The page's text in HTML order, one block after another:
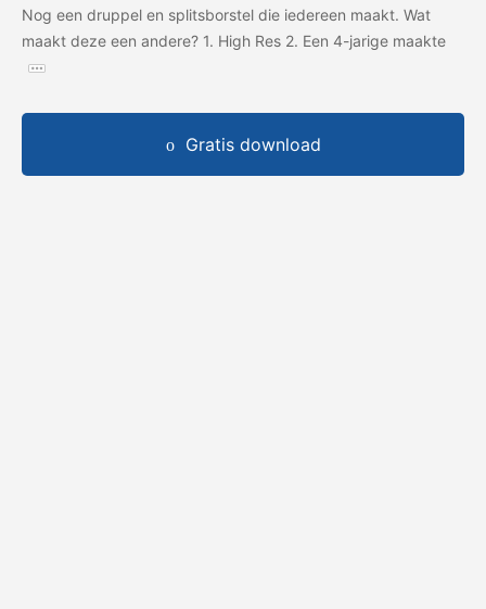
Nog een druppel en splitsborstel die iedereen maakt. Wat
maakt deze een andere? 1. High Res 2. Een 4-jarige maakte
Gratis download